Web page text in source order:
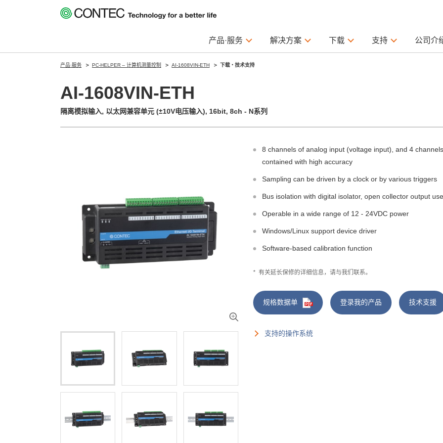
产品·服务 解决方案 下载 支持 公司介
产品·服务 PC-HELPER – 计算机测量控制 AI-1608VIN-ETH 下载・技术支持
AI-1608VIN-ETH
隔离模拟输入, 以太网兼容单元 (±10V电压输入), 16bit, 8ch - N系列
8 channels of analog input (voltage input), and 4
contained with high accuracy
Sampling can be driven by a clock or by various triggers
Bus isolation with digital isolator, open collector output
Operable in a wide range of 12 - 24VDC power
Windows/Linux support device driver
Software-based calibration function
* 有关延长保修的详细信息，请与我们联系。
规格数据单 登录我的产品 技术支援
支持的操作系统